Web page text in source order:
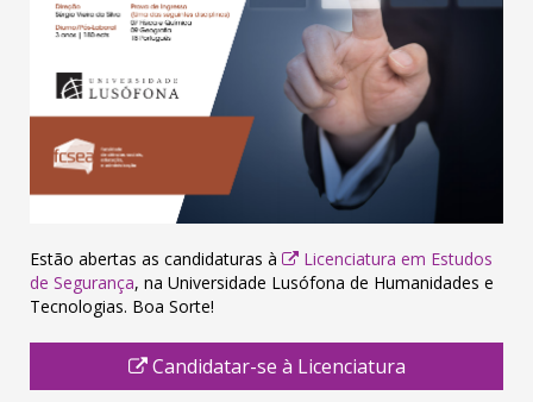
Estão abertas as candidaturas à
Licenciatura em Estudos
de Segurança, na Universidade Lusófona de Humanidades e
Tecnologias. Boa Sorte!
Candidatar-se à Licenciatura